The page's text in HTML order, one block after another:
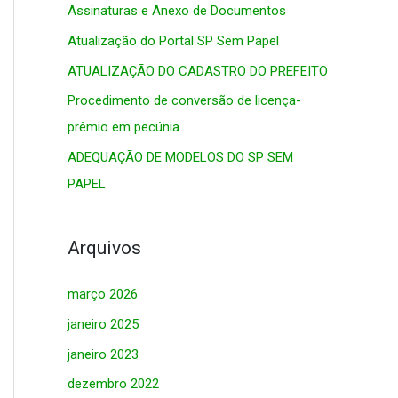
s
a
r
p
o
:
Assinaturas e Anexo de Documentos
Atualização do Portal SP Sem Papel
ATUALIZAÇÃO DO CADASTRO DO PREFEITO
Procedimento de conversão de licença-
prêmio em pecúnia
ADEQUAÇÃO DE MODELOS DO SP SEM
PAPEL
Arquivos
março 2026
janeiro 2025
janeiro 2023
dezembro 2022